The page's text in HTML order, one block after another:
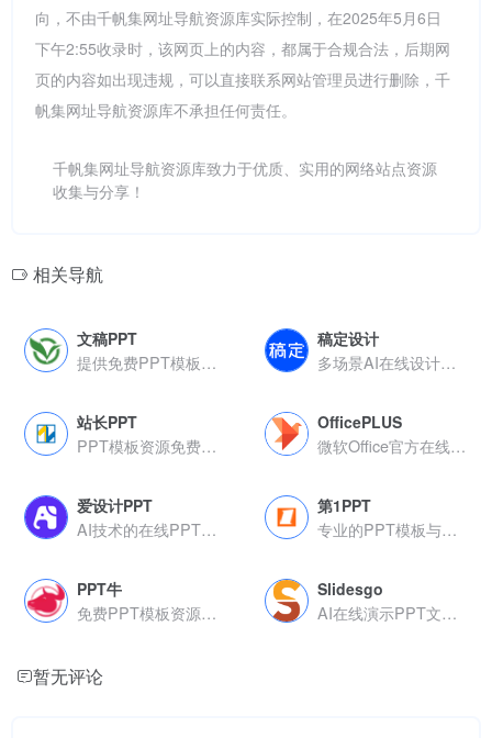
向，不由千帆集网址导航资源库实际控制，在2025年5月6日
下午2:55收录时，该网页上的内容，都属于合规合法，后期网
页的内容如出现违规，可以直接联系网站管理员进行删除，千
帆集网址导航资源库不承担任何责任。
千帆集网址导航资源库致力于优质、实用的网络站点资源
收集与分享！
相关导航
文稿PPT
提供免费PPT模板下载
稿定设计
多场景AI在线设计平台
站长PPT
PPT模板资源免费下载
OfficePLUS
微软Office官方在线模板
爱设计PPT
AI技术的在线PPT设计
第1PPT
专业的PPT模板与设计资源平台
PPT牛
免费PPT模板资源平台
Slidesgo
AI在线演示PPT文稿制作平台，提供免费与付费模板资源
暂无评论